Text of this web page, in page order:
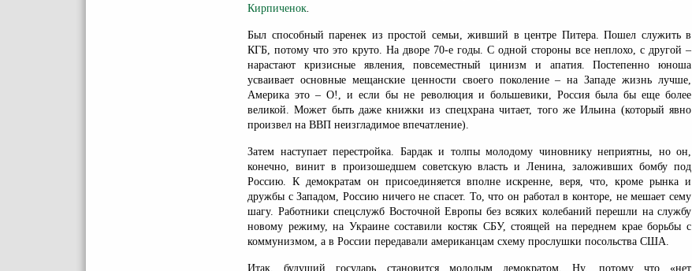
Кирпиченок.
Был способный паренек из простой семьи, живший в центре Питера. Пошел служить в
КГБ, потому что это круто. На дворе 70-е годы. С одной стороны все неплохо, с другой –
нарастают кризисные явления, повсеместный цинизм и апатия. Постепенно юноша
усваивает основные мещанские ценности своего поколение – на Западе жизнь лучше,
Америка это – О!, и если бы не революция и большевики, Россия была бы еще более
великой. Может быть даже книжки из спецхрана читает, того же Ильина (который явно
произвел на ВВП неизгладимое впечатление).
Затем наступает перестройка. Бардак и толпы молодому чиновнику неприятны, но он,
конечно, винит в произошедшем советскую власть и Ленина, заложивших бомбу под
Россию. К демократам он присоединяется вполне искренне, веря, что, кроме рынка и
дружбы с Западом, Россию ничего не спасет. То, что он работал в конторе, не мешает сему
шагу. Работники спецслужб Восточной Европы без всяких колебаний перешли на службу
новому режиму, на Украине составили костяк СБУ, стоящей на переднем крае борьбы с
коммунизмом, а в России передавали американцам схему прослушки посольства США.
Итак, будущий государь становится молодым демократом. Ну, потому что «нет